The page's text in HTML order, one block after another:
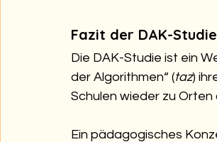
Fazit der DAK-
Die DAK-Studie ist ein
der Algorithmen“ (taz)
Schulen wieder zu
Ein pädagogisches